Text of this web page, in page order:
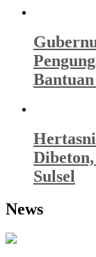
Sulsel
News